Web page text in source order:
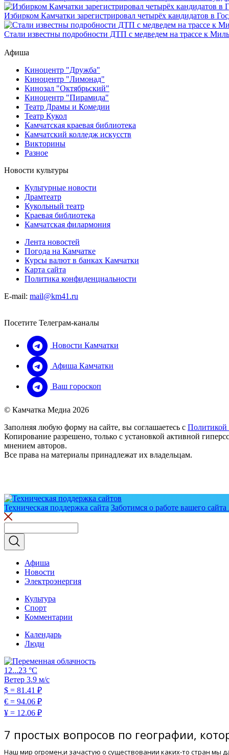
Избирком Камчатки зарегистрировал четырёх кандидатов в
Стали известны подробности ДТП с медведем на трассе к
Афиша
Киноцентр "Дружба"
Киноцентр "Лимонад"
Кинозал "Октябрьский"
Киноцентр "Пирамида"
Театр Драмы и Комедии
Театр Кукол
Камчатская краевая библиотека
Камчатский колледж искусств
Викторины
Разное
Новости культуры
Культурные новости
Драмтеатр
Кукольный театр
Краевая библиотека
Камчатская филармония
Лента новостей
Погода на Камчатке
Курсы валют в банках Камчатки
Карта сайта
Политика конфиденциальности
E-mail: mail@km41.ru
Посетите Телеграм-каналы
Новости Камчатки
Афиша Камчатки
Ваш гороскоп
© Камчатка Медиа 2026
Заполняя любую форму на сайте, вы соглашаетесь с Политикой
Копирование разрешено, только с установкой активной
мнением авторов.
Все права на материалы принадлежат их владельцам.
Техническая поддержка сайта Заботимся о работе вашего сайта
Афиша
Новости
Электроэнергия
Культура
Спорт
Комментарии
Календарь
Люди
12...23 °C
Ветер 3.9 м/с
$ = 81.41 ₽
€ = 94.06 ₽
¥ = 12.06 ₽